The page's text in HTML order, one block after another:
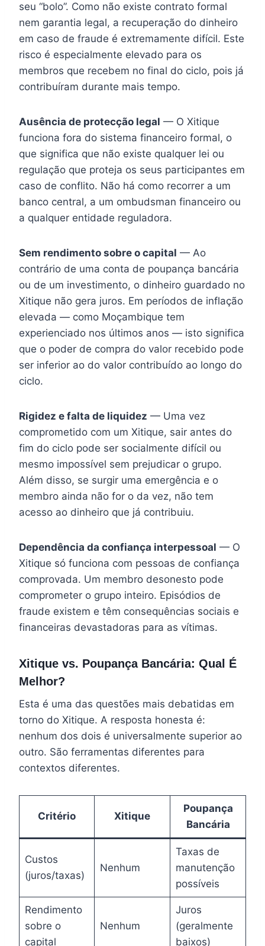
seu “bolo”. Como não existe contrato formal
nem garantia legal, a recuperação do dinheiro
em caso de fraude é extremamente difícil. Este
risco é especialmente elevado para os
membros que recebem no final do ciclo, pois já
contribuíram durante mais tempo.
Ausência de protecção legal — O Xitique
funciona fora do sistema financeiro formal, o
que significa que não existe qualquer lei ou
regulação que proteja os seus participantes em
caso de conflito. Não há como recorrer a um
banco central, a um ombudsman financeiro ou
a qualquer entidade reguladora.
Sem rendimento sobre o capital — Ao
contrário de uma conta de poupança bancária
ou de um investimento, o dinheiro guardado no
Xitique não gera juros. Em períodos de inflação
elevada — como Moçambique tem
experienciado nos últimos anos — isto significa
que o poder de compra do valor recebido pode
ser inferior ao do valor contribuído ao longo do
ciclo.
Rigidez e falta de liquidez — Uma vez
comprometido com um Xitique, sair antes do
fim do ciclo pode ser socialmente difícil ou
mesmo impossível sem prejudicar o grupo.
Além disso, se surgir uma emergência e o
membro ainda não for o da vez, não tem
acesso ao dinheiro que já contribuiu.
Dependência da confiança interpessoal — O
Xitique só funciona com pessoas de confiança
comprovada. Um membro desonesto pode
comprometer o grupo inteiro. Episódios de
fraude existem e têm consequências sociais e
financeiras devastadoras para as vítimas.
Xitique vs. Poupança Bancária: Qual É
Melhor?
Esta é uma das questões mais debatidas em
torno do Xitique. A resposta honesta é:
nenhum dos dois é universalmente superior ao
outro. São ferramentas diferentes para
contextos diferentes.
Critério Xitique
Poupança
Bancária
Custos
(juros/taxas)
Nenhum
Taxas de
manutenção
possíveis
Rendimento
sobre o
capital
Nenhum
Juros
(geralmente
baixos)